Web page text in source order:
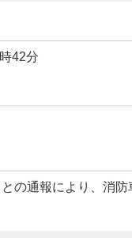
42分
の通報により、消防